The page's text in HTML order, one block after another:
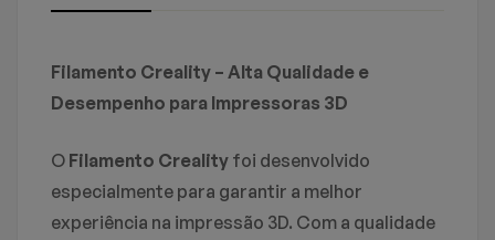
Filamento Creality – Alta Qualidade e
Desempenho para Impressoras 3D
O Filamento Creality foi desenvolvido
especialmente para garantir a melhor
experiência na impressão 3D. Com a qualidade
Peso
1,250 kg
Dimensões 23 × 6 × 23 cm
Creality
Avaliação E Revisão
Baseado em 0 avaliações
ESCREVA UM COMENTÁRIO
Perguntas & Respostas
Perguntas
Não há nenhuma pergunta encontrado.